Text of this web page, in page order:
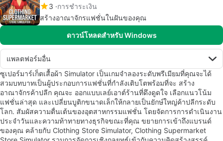
3 การชำระเงิน
สร้างอาณาจักรแฟชั่นในฝันของคุณ
ดาวน์โหลดสำหรับ Windows
แพลตฟอร์มอื่น
ซูเปอร์มาร์เก็ตเสื้อผ้า Simulator เป็นเกมจำลองระดับพรีเมียมที่คุณจะได้
สวมบทบาทเป็นผู้ประกอบการแฟชั่นที่กำลังเติบโตพร้อมที่จะ สร้าง
อาณาจักรค้าปลีก คุณจะ ออกแบบเลย์เอาต์ร้านที่ดึงดูดใจ เลือกแนวโน้ม
แฟชั่นล่าสุด และเปลี่ยนบูติกขนาดเล็กให้กลายเป็นยักษ์ใหญ่ค้าปลีกระดับ
โลก. สัมผัสความตื่นเต้นของอุตสาหกรรมแฟชั่น โดยจัดการการดำเนินงาน
ประจำวันและความท้าทายทางธุรกิจขณะที่คุณ ขยายการเข้าถึงแบรนด์
ของคุณ คล้ายกับ Clothing Store Simulator, Clothing Supermarket